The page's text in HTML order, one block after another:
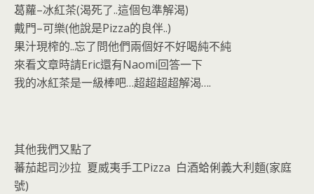
葛蘿–冰紅茶(渴死了..這個包準解渴)
戴門–可樂(他說是Pizza的良伴..)
果汁現榨的..忘了問他們兩個好不好喝純不純
來看文章時請Eric還有Naomi回答一下
我的冰紅茶是一級棒吧…超超超超解渴….
其他我們又點了
蕃茄起司沙拉 夏威夷手工Pizza 白酒蛤俐義大利麵(家庭
號)